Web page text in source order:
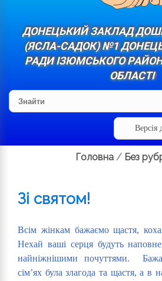
ДОНЕЦЬКИЙ ЗАКЛАД
(ЯСЛА-САДОК) №1
РАДИ ІЗЮМСЬКОГО
ОБЛАСТІ
Версія
Головна / Без
Зі святом!
Всім жінкам бажаємо щастя,
Нехай ваші серця будуть
найніжнішими почуттями.
сім’ях була злагода та щастя, а в